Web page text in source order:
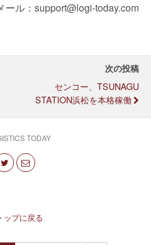
ール：support@logi-today.com
次の投稿
センコー、TSUNAGU
STATION浜松を本格稼働
TODAY
ップに戻る